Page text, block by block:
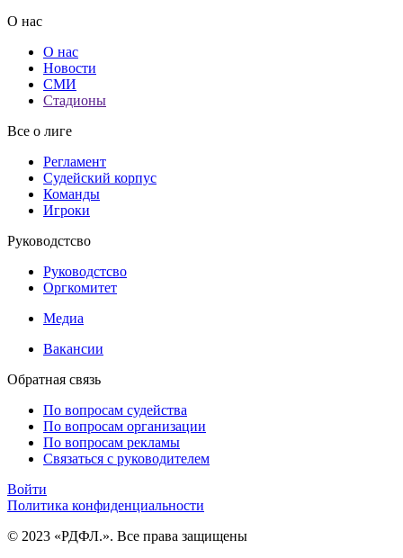
О нас
О нас
Новости
СМИ
Стадионы
Все о лиге
Регламент
Судейский корпус
Команды
Игроки
Руководстсво
Руководстсво
Оргкомитет
Медиа
Вакансии
Обратная связь
По вопросам судейства
По вопросам организации
По вопросам рекламы
Связаться с руководителем
Войти
Политика конфиденциальности
© 2023 «РДФЛ.». Все права защищены